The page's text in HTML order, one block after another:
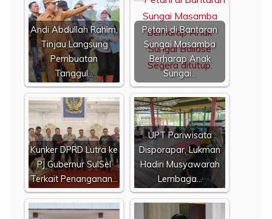
Andi Abdullah Rahim,
Tinjau Langsung
Pembuatan
Tanggul…
Petani di Bantaran
Sungai Masamba
Berharap Anak
Sungai…
Kunker DPRD Lutra ke
PJ Gubernur SulSel
Terkait Penanganan…
UPT Pariwisata
Disporapar, Lukman
Hadiri Musyawarah
Lembaga…